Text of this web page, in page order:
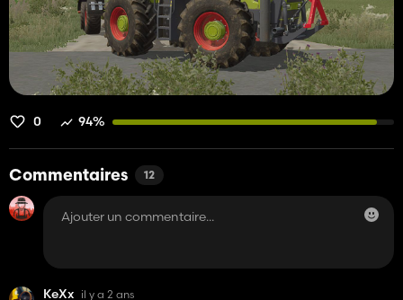
0 94%
Commentaires 12
KeXx il y a 2 ans